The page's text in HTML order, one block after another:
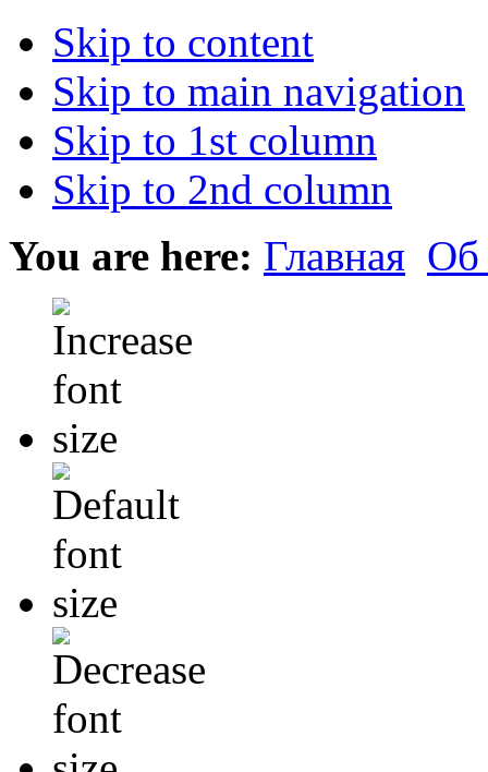
Skip to content
Skip to main navigation
Skip to 1st column
Skip to 2nd column
You are here: Главная Об